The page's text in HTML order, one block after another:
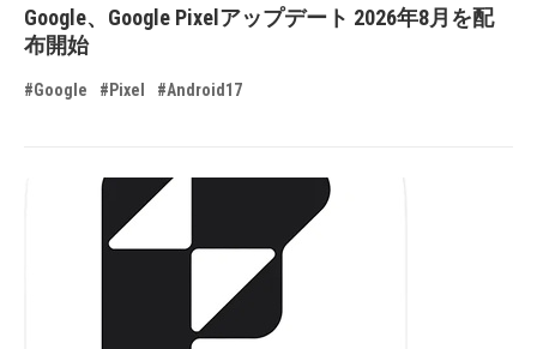
Google、Google Pixelアップデート 2026年8月を配
布開始
#Google #Pixel #Android17